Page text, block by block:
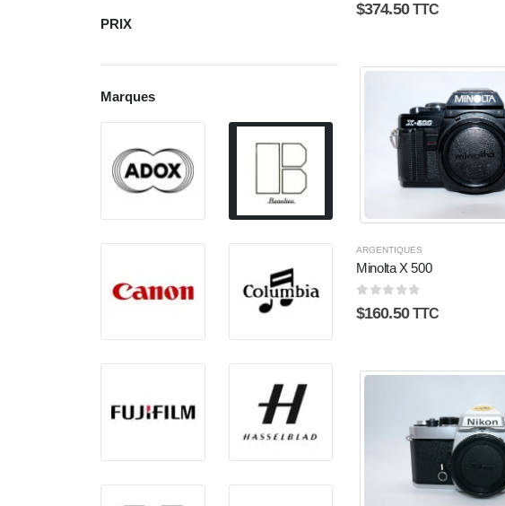
$374.50 TTC
ARGENTIQUES
Minolta X 500
0 sur 5
$160.50 TTC
PRIX
Marques